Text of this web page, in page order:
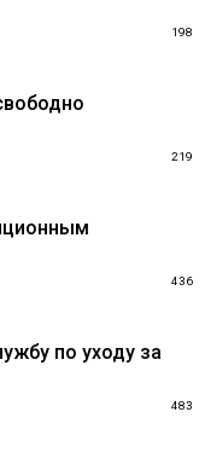
198
219
436
по уходу за
483